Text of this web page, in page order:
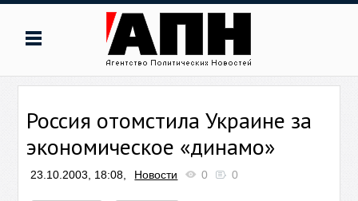
Россия отомстила Украине за
экономическое «динамо»
23.10.2003, 18:08, Новости 0 0